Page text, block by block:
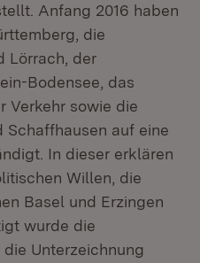
Anfang 2016 haben
die
Lörrach, der
Bodensee, das
Verkehr sowie die
auf eine
In dieser erklären
Willen, die
Basel und Erzingen
wurde die
Unterzeichnung